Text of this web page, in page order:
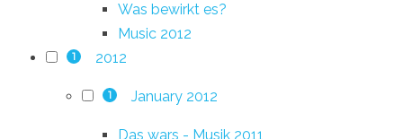
Was bewirkt es?
Music 2012
1 2012
1 January 2012
Das wars - Musik 2011